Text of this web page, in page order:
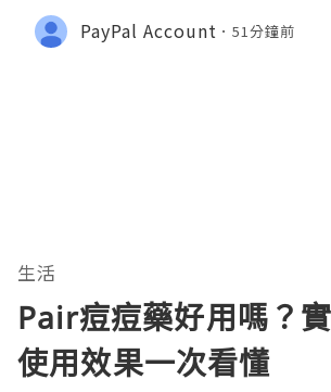
PayPal Account 51分鐘前
生活
Pair痘痘藥好用嗎？
使用效果一次看懂